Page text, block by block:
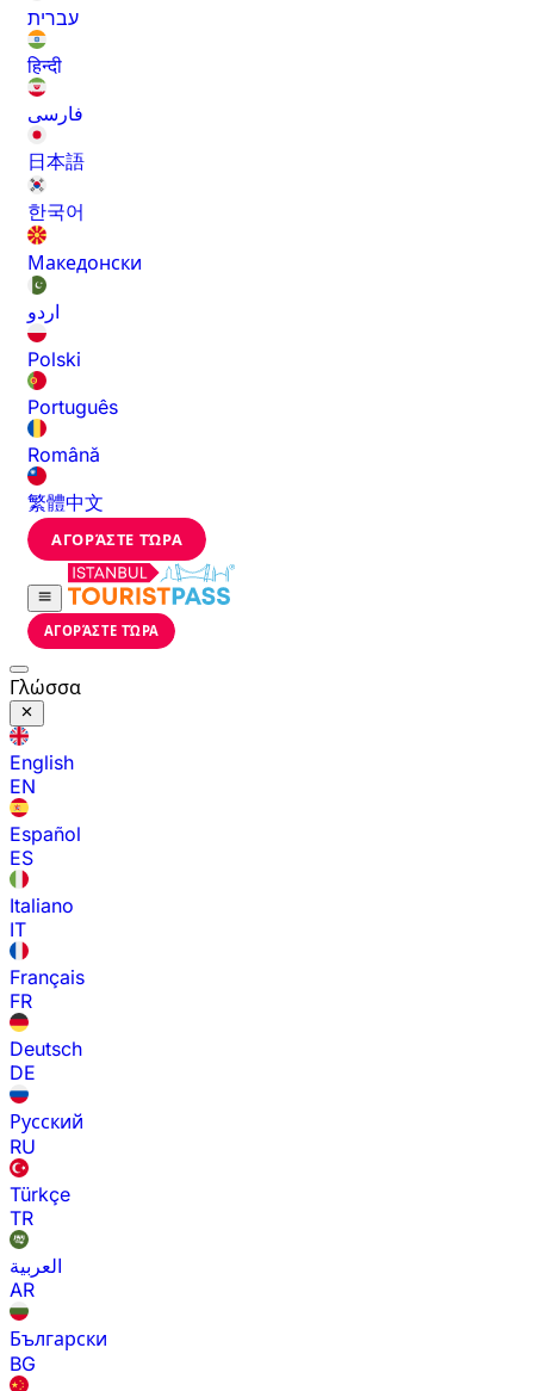
עברית
हिन्दी
فارسی
日本語
한국어
Македонски
اردو
Polski
Português
Română
繁體中文
ΑΓΟΡΆΣΤΕ ΤΏΡΑ
ΑΓΟΡΆΣΤΕ ΤΏΡΑ
Γλώσσα
English
EN
Español
ES
Italiano
IT
Français
FR
Deutsch
DE
Русский
RU
Türkçe
TR
العربية
AR
Български
BG